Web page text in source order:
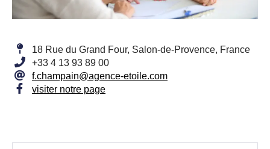
18 Rue du Grand Four, Salon-de-Provence, France
+33 4 13 93 89 00
f.champain@agence-etoile.com
visiter notre page